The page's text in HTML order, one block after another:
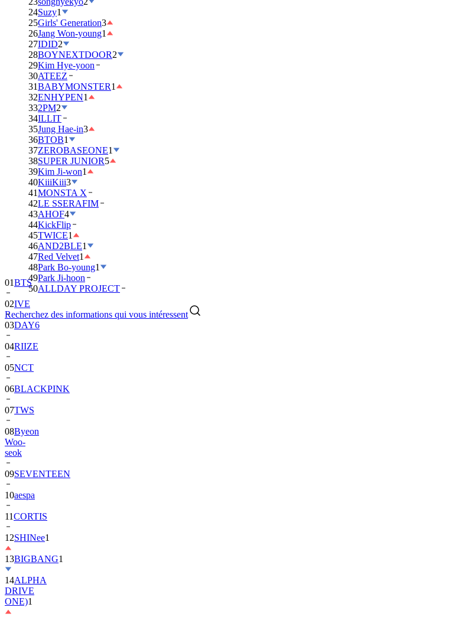
24Suzy1
25Girls' Generation3
26Jang Won-young1
27IDID2
28BOYNEXTDOOR2
29Kim Hye-yoon
30ATEEZ
31BABYMONSTER1
32ENHYPEN1
332PM2
34ILLIT
35Jung Hae-in3
36BTOB1
37ZEROBASEONE1
38SUPER JUNIOR5
39Kim Ji-won1
40KiiiKiii3
41MONSTA X
42LE SSERAFIM
43AHOF4
44KickFlip
45TWICE1
46AND2BLE1
47Red Velvet1
48Park Bo-young1
49Park Ji-hoon
50ALLDAY PROJECT
Recherchez des informations qui vous intéressent
01BTS
02IVE
03DAY6
04RIIZE
05NCT
06BLACKPINK
07TWS
08Byeon
Woo-
seok
09SEVENTEEN
10aespa
11CORTIS
12SHINee1
13BIGBANG1
14ALPHA
DRIVE
ONE)1